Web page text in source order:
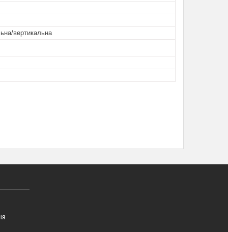
вертикальна